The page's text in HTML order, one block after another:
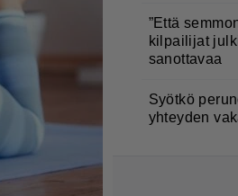
”Että
kilpailijat
sanottavaa
Syötkö
yhteyden